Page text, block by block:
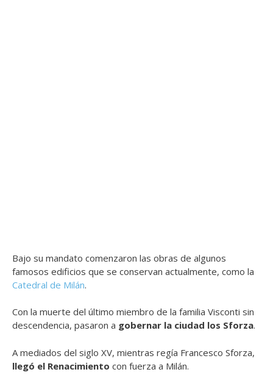
Bajo su mandato comenzaron las obras de algunos
famosos edificios que se conservan actualmente, como la
Catedral de Milán.
Con la muerte del último miembro de la familia Visconti sin
descendencia, pasaron a gobernar la ciudad los Sforza.
A mediados del siglo XV, mientras regía Francesco Sforza,
llegó el Renacimiento con fuerza a Milán.